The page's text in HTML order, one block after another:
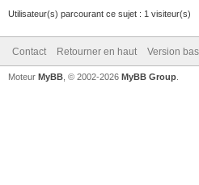
Utilisateur(s) parcourant ce sujet : 1 visiteur(s)
Contact Retourner en haut Version
Moteur MyBB , © 2002-2026 MyBB Group